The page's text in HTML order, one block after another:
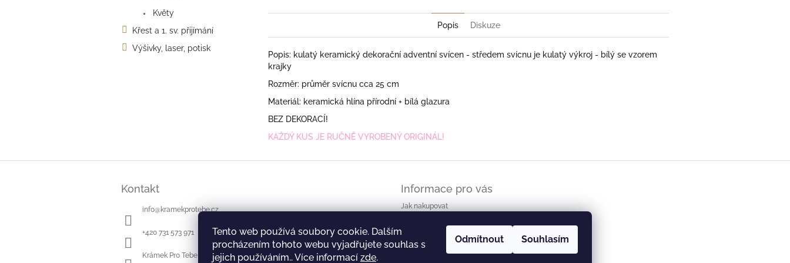
Tento web používá soubory cookie. Dalším
procházením tohoto webu vyjadřujete souhlas s
jejich používáním.. Více informací zde.
Odmítnout Souhlasím
Květy
Křest a 1. sv. přijímání
Výšivky, laser, potisk
Popis Diskuze
Popis: kulatý keramický dekorační adventní svícen - středem svícnu je kulatý výkroj - bílý se vzorem
krajky
Rozměr: průměr svícnu cca 25 cm
Materiál: keramická hlína přírodní + bílá glazura
BEZ DEKORACÍ!
KAŽDÝ KUS JE RUČNĚ VYROBENÝ ORIGINÁL!
Kontakt
info@kramekprotebe.cz
+420 731 573 971
Krámek Pro Tebe
Informace pro vás
Jak nakupovat
Obchodní podmínky
Podmínky ochrany osobních údajů